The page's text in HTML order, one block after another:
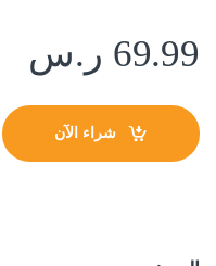
69.99 ر.س
شراء الآن